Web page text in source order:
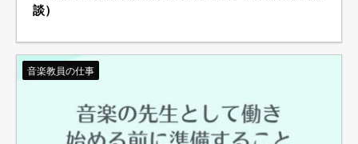
談）
音楽教員の仕事